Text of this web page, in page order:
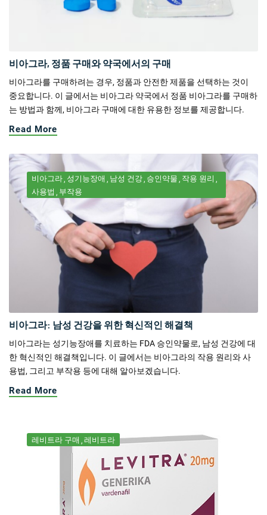
비아그라, 정품 구매와 약국에서의 구매
비아그라를 구매하려는 경우, 정품과 안전한 제품을 선택하는 것이
중요합니다. 이 글에서는 비아그라 약국에서 정품 비아그라를 구매하
는 방법과 함께, 비아그라 구매에 대한 유용한 정보를 제공합니다.
Read More
비아그라 성기능장애 남성 건강 승인약물 작용 원리
사용법
부작용
비아그라: 남성 건강을 위한 혁신적인 해결책
비아그라는 성기능장애를 치료하는 FDA 승인약물로, 남성 건강에 대
한 혁신적인 해결책입니다. 이 글에서는 비아그라의 작용 원리와 사
용법, 그리고 부작용 등에 대해 알아보겠습니다.
Read More
레비트라 구매 레비트라